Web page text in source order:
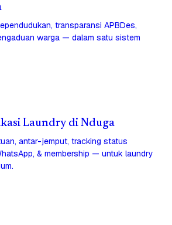
transparansi APBDes,
warga — dalam satu sistem
Laundry di Nduga
antar-jemput, tracking status
& membership — untuk laundry